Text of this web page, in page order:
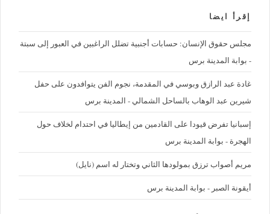
إقرأ ايضا
مجلس حقوق الإنسان: حسابات أجنبية تضلل الراغبين في العبور إلى سبتة
- بوابة المدينة برس
غادة عبد الرازق وبوسي في المقدمة، نجوم الفن يتوافدون على حفل
شيرين عبد الوهاب بالساحل الشمالي - المدينة برس
إسبانيا تفرض قيودا على القادمين من إيطاليا في احتدام لخلاف حول
الهجرة - بوابة المدينة برس
مريم أصواب ترزق بمولودها الثاني وتختار له اسم (نايل)
أيقونة الصبر - بوابة المدينة برس